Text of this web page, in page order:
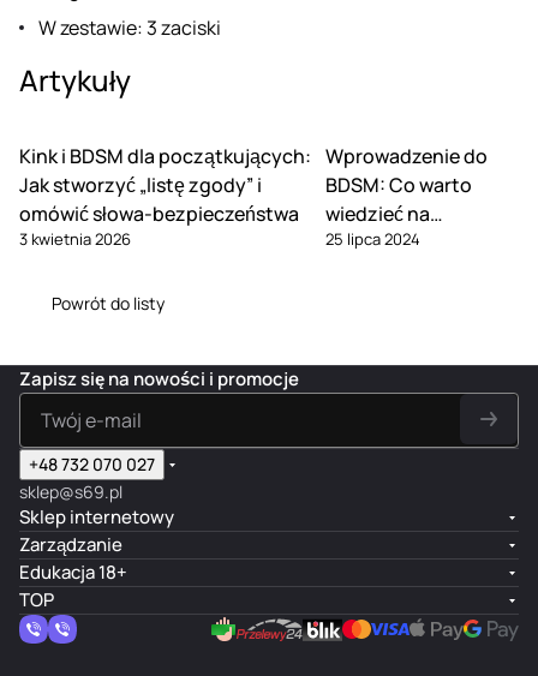
W zestawie: 3 zaciski
Artykuły
Kink i BDSM dla początkujących:
Jak stworzyć „listę zgody” i
omówić słowa-bezpieczeństwa
3 kwietnia 2026
Wprowadzenie do
BDSM: Co warto
wiedzieć na
początku?
25 lipca 2024
Powrót do listy
Zapisz się na nowości i promocje
+48 732 070 027
sklep@s69.pl
Sklep internetowy
Zarządzanie
Edukacja 18+
TOP